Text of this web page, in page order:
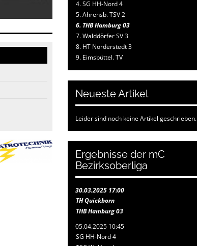
4. SG HH-Nord 4
5. Ahrensb. TSV 2
6. THB Hamburg 03
7. Walddörfer SV 3
8. HT Norderstedt 3
9. Eimsbüttel. TV
Neueste Artikel
Leider sind noch keine Artikel geschrieben.
Ergebnisse der mC
Bezirksoberliga
30.03.2025 17:00
TH Quickborn
THB Hamburg 03
05.04.2025 10:45
SG HH-Nord 4